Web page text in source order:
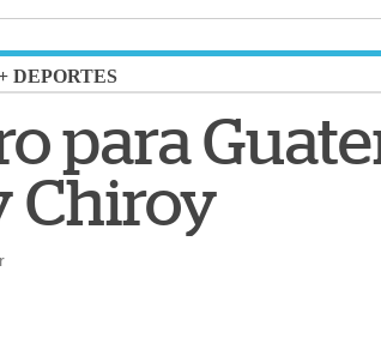
DEPORTES
para
Chiroy